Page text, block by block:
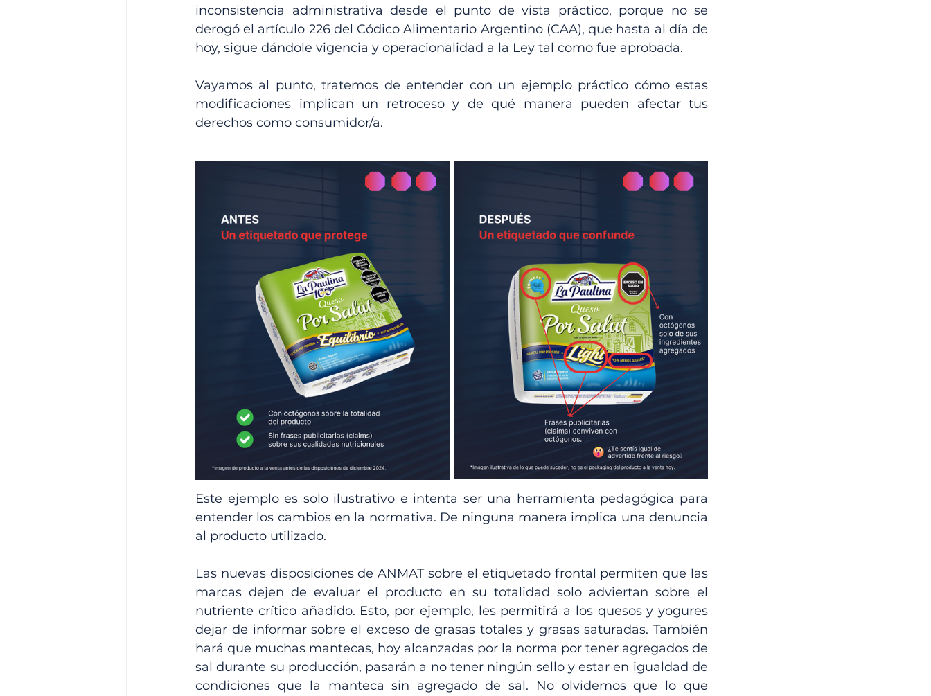
inconsistencia administrativa desde el punto de vista práctico, porque no se
derogó el artículo 226 del Códico Alimentario Argentino (CAA), que hasta al día de
hoy, sigue dándole vigencia y operacionalidad a la Ley tal como fue aprobada.
Vayamos al punto, tratemos de entender con un ejemplo práctico cómo estas
modificaciones implican un retroceso y de qué manera pueden afectar tus
derechos como consumidor/a.
Este ejemplo es solo ilustrativo e intenta ser una herramienta pedagógica para
entender los cambios en la normativa. De ninguna manera implica una denuncia
al producto utilizado.
Las nuevas disposiciones de ANMAT sobre el etiquetado frontal permiten que las
marcas dejen de evaluar el producto en su totalidad solo adviertan sobre el
nutriente crítico añadido. Esto, por ejemplo, les permitirá a los quesos y yogures
dejar de informar sobre el exceso de grasas totales y grasas saturadas. También
hará que muchas mantecas, hoy alcanzadas por la norma por tener agregados de
sal durante su producción, pasarán a no tener ningún sello y estar en igualdad de
condiciones que la manteca sin agregado de sal. No olvidemos que lo que